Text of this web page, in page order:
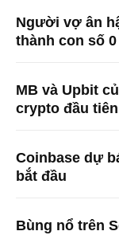
Người vợ ân
thành con số
MB và Upbit
crypto đầu
Coinbase dự
bắt đầu
Bùng nổ trên